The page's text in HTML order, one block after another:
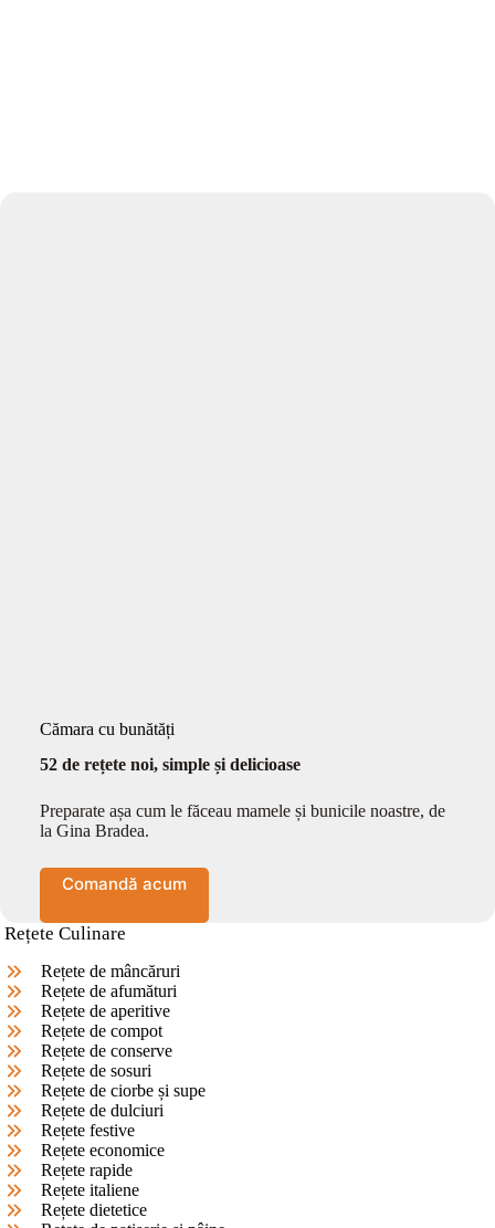
Cămara cu bunătăți
52 de rețete noi, simple și delicioase
Preparate așa cum le făceau mamele și bunicile noastre, de
la Gina Bradea.
Comandă acum
Rețete Culinare
Rețete de mâncăruri
Rețete de afumături
Rețete de aperitive
Rețete de compot
Rețete de conserve
Rețete de sosuri
Rețete de ciorbe și supe
Rețete de dulciuri
Rețete festive
Rețete economice
Rețete rapide
Rețete italiene
Rețete dietetice